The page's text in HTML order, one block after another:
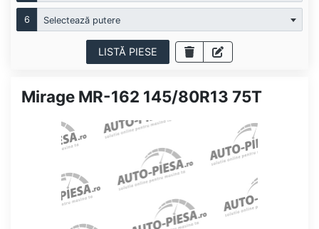
6 Selectează putere
LISTĂ PIESE
Mirage MR-162 145/80R13 75T